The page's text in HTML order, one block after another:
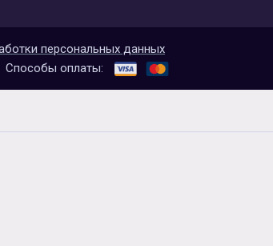
персональных данных
Способы оплаты: